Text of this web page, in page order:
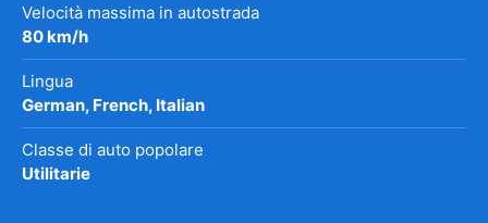
Velocità massima in autostrada
80 km/h
Lingua
German, French, Italian
Classe di auto popolare
Utilitarie